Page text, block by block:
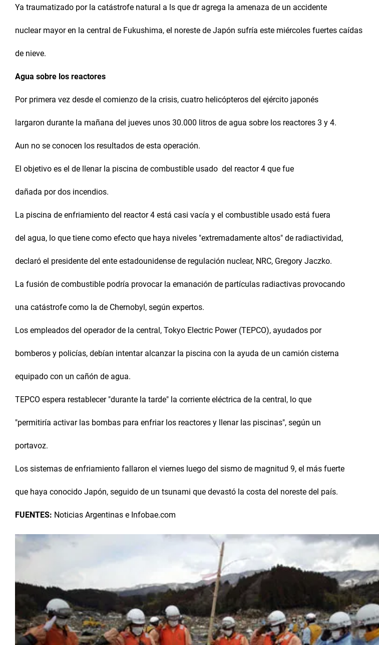
Ya traumatizado por la catástrofe natural a ls que dr agrega la amenaza de un accidente
nuclear mayor en la central de Fukushima, el noreste de Japón sufría este miércoles fuertes caídas
de nieve.
Agua sobre los reactores
Por primera vez desde el comienzo de la crisis, cuatro helicópteros del ejército japonés
largaron durante la mañana del jueves unos 30.000 litros de agua sobre los reactores 3 y 4.
Aun no se conocen los resultados de esta operación.
El objetivo es el de llenar la piscina de combustible usado del reactor 4 que fue
dañada por dos incendios.
La piscina de enfriamiento del reactor 4 está casi vacía y el combustible usado está fuera
del agua, lo que tiene como efecto que haya niveles "extremadamente altos" de radiactividad,
declaró el presidente del ente estadounidense de regulación nuclear, NRC, Gregory Jaczko.
La fusión de combustible podría provocar la emanación de partículas radiactivas provocando
una catástrofe como la de Chernobyl, según expertos.
Los empleados del operador de la central, Tokyo Electric Power (TEPCO), ayudados por
bomberos y policías, debían intentar alcanzar la piscina con la ayuda de un camión cisterna
equipado con un cañón de agua.
TEPCO espera restablecer "durante la tarde" la corriente eléctrica de la central, lo que
"permitiría activar las bombas para enfriar los reactores y llenar las piscinas", según un
portavoz.
Los sistemas de enfriamiento fallaron el viernes luego del sismo de magnitud 9, el más fuerte
que haya conocido Japón, seguido de un tsunami que devastó la costa del noreste del país.
FUENTES: Noticias Argentinas e Infobae.com